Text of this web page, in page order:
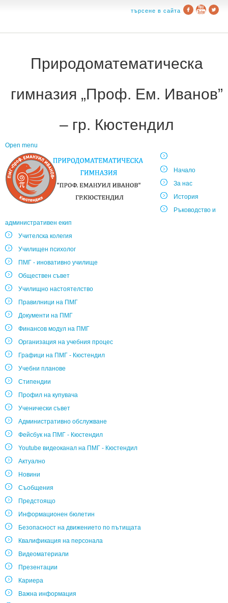
търсене в сайта
Природоматематическа
гимназия „Проф. Ем. Иванов”
– гр. Кюстендил
Open menu
Начало
За нас
История
Ръководство и
административен екип
Учителска колегия
Училищен психолог
ПМГ - иновативно училище
Обществен съвет
Училищно настоятелство
Правилници на ПМГ
Документи на ПМГ
Финансов модул на ПМГ
Организация на учебния процес
Графици на ПМГ - Кюстендил
Учебни планове
Стипендии
Профил на купувача
Ученически съвет
Административно обслужване
Фейсбук на ПМГ - Кюстендил
Youtube видеоканал на ПМГ - Кюстендил
Актуално
Новини
Съобщения
Предстоящо
Информационен бюлетин
Безопасност на движението по пътищата
Квалификация на персонала
Видеоматериали
Презентации
Кариера
Важна информация